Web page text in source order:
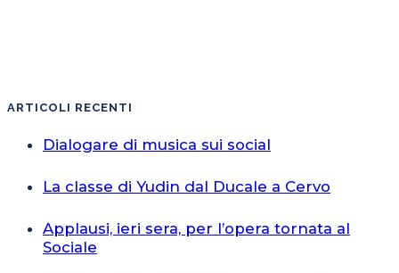
ARTICOLI RECENTI
Dialogare di musica sui social
La classe di Yudin dal Ducale a Cervo
Applausi, ieri sera, per l’opera tornata al
Sociale